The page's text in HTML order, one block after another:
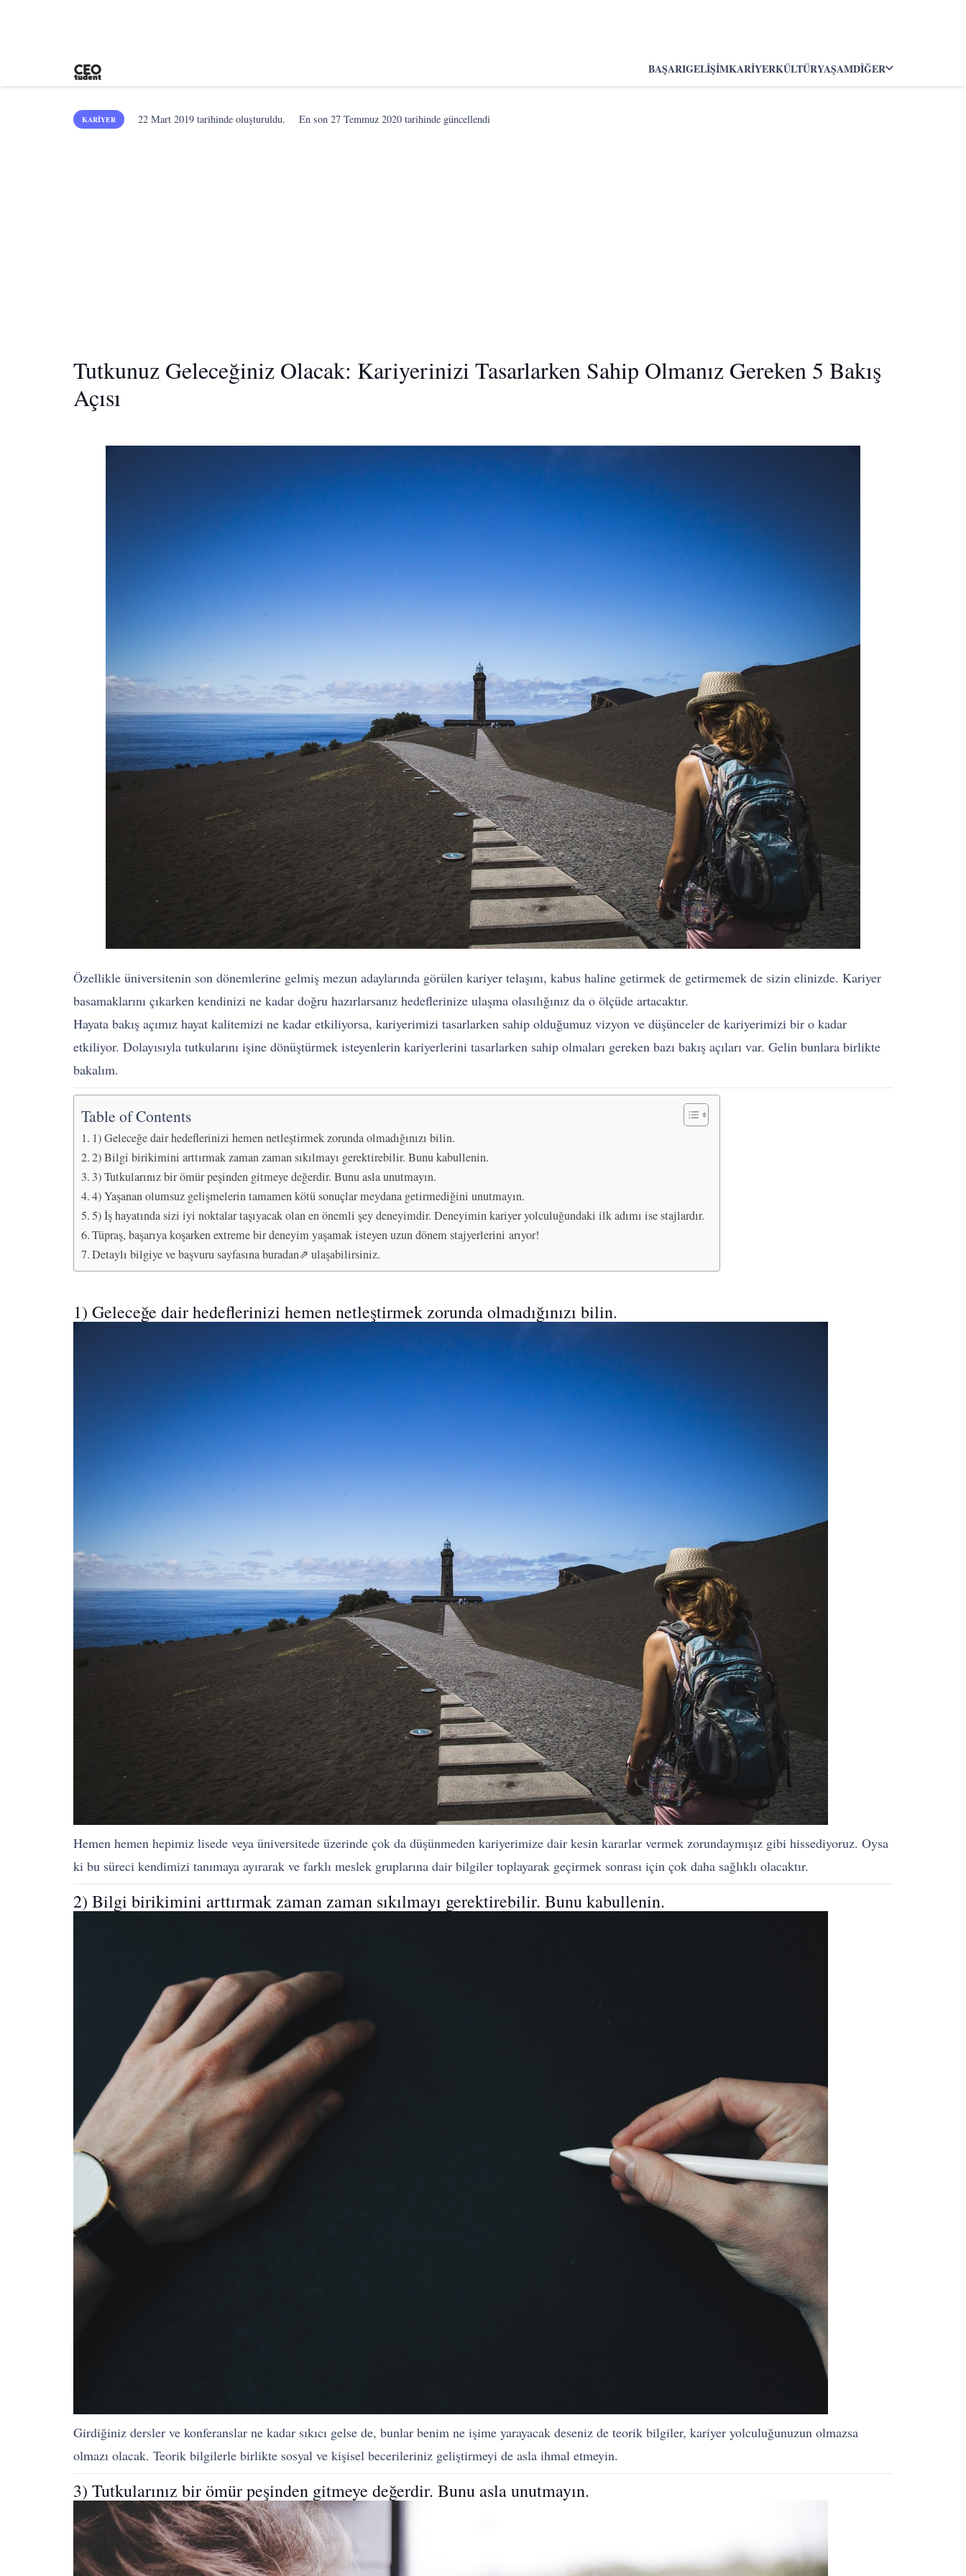
BAŞARIGELIŞIMKARIYERKÜLTÜRYAŞAMDIĞER
KARIYER 22 Mart 2019 tarihinde oluşturuldu. En son27 Temmuz 2020 tarihinde güncellendi
Tutkunuz Geleceğiniz Olacak: Kariyerinizi Tasarlarken Sahip Olmanız Gereken 5 Bakış
Açısı
Özellikle üniversitenin son dönemlerine gelmiş mezun adaylarında görülen kariyer telaşını, kabus haline getirmek de getirmemek de sizin elinizde. Kariyer
basamaklarını çıkarken kendinizi ne kadar doğru hazırlarsanız hedeflerinize ulaşma olasılığınız da o ölçüde artacaktır.
Hayata bakış açımız hayat kalitemizi ne kadar etkiliyorsa, kariyerimizi tasarlarken sahip olduğumuz vizyon ve düşünceler de kariyerimizi bir o kadar
etkiliyor. Dolayısıyla tutkularını işine dönüştürmek isteyenlerin kariyerlerini tasarlarken sahip olmaları gereken bazı bakış açıları var. Gelin bunlara birlikte
bakalım.
Table of Contents
1) Geleceğe dair hedeflerinizi hemen netleştirmek zorunda olmadığınızı bilin.
2) Bilgi birikimini arttırmak zaman zaman sıkılmayı gerektirebilir. Bunu kabullenin.
3) Tutkularınız bir ömür peşinden gitmeye değerdir. Bunu asla unutmayın.
4) Yaşanan olumsuz gelişmelerin tamamen kötü sonuçlar meydana getirmediğini unutmayın.
5) İş hayatında sizi iyi noktalar taşıyacak olan en önemli şey deneyimdir. Deneyimin kariyer yolculuğundaki ilk adımı ise stajlardır.
Tüpraş, başarıya koşarken extreme bir deneyim yaşamak isteyen uzun dönem stajyerlerini arıyor!
Detaylı bilgiye ve başvuru sayfasına buradan⇗ ulaşabilirsiniz.
1) Geleceğe dair hedeflerinizi hemen netleştirmek zorunda olmadığınızı bilin.
Hemen hemen hepimiz lisede veya üniversitede üzerinde çok da düşünmeden kariyerimize dair kesin kararlar vermek zorundaymışız gibi hissediyoruz. Oysa
ki bu süreci kendimizi tanımaya ayırarak ve farklı meslek gruplarına dair bilgiler toplayarak geçirmek sonrası için çok daha sağlıklı olacaktır.
2) Bilgi birikimini arttırmak zaman zaman sıkılmayı gerektirebilir. Bunu kabullenin.
Girdiğiniz dersler ve konferanslar ne kadar sıkıcı gelse de, bunlar benim ne işime yarayacak deseniz de teorik bilgiler, kariyer yolculuğunuzun olmazsa
olmazı olacak. Teorik bilgilerle birlikte sosyal ve kişisel becerileriniz geliştirmeyi de asla ihmal etmeyin.
3) Tutkularınız bir ömür peşinden gitmeye değerdir. Bunu asla unutmayın.